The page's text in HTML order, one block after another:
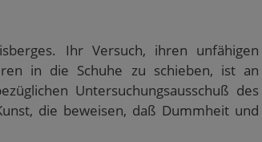
Ihr Versuch, ihren unfähigen
in die Schuhe zu schieben, ist an
Untersuchungsausschuß des
die beweisen, daß Dummheit und